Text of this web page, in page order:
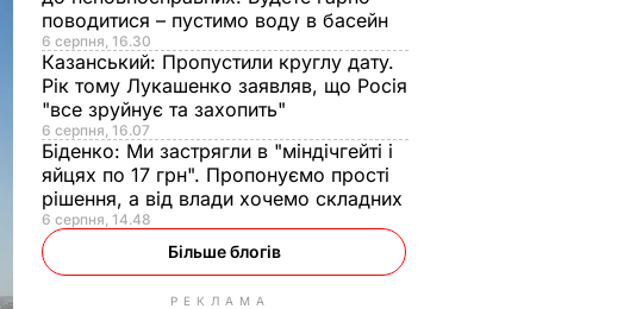
поводитися – пустимо воду в басейн
6 серпня, 16.30
Казанський: Пропустили круглу дату.
Рік тому Лукашенко заявляв, що Росія
"все зруйнує та захопить"
6 серпня, 16.07
Біденко: Ми застрягли в "міндічгейті і
яйцях по 17 грн". Пропонуємо прості
рішення, а від влади хочемо складних
6 серпня, 14.48
Більше блогів
РЕКЛАМА